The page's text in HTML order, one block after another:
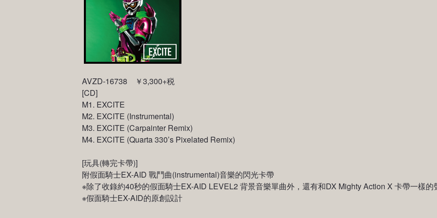
AVZD-16738 ￥3,300+税
[CD]
M1. EXCITE
M2. EXCITE (Instrumental)
M3. EXCITE (Carpainter Remix)
M4. EXCITE (Quarta 330’s Pixelated Remix)
[玩具(轉完卡帶)]
附假面騎士EX-AID 戰鬥曲(instrumental)音樂的閃光卡帶
※除了收錄約40秒的假面騎士EX-AID LEVEL2 背景音樂單曲外，還有和DX Mighty Action X 卡帶一樣的
※假面騎士EX-AID的原創設計